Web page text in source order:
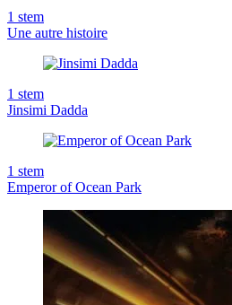
1 stem
Une autre histoire
1 stem
Jinsimi Dadda
1 stem
Emperor of Ocean Park